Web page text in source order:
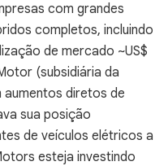
com grandes
completos, incluindo
de mercado ~US$
(subsidiária da
diretos de
sua posição
de veículos elétricos a
esteja investindo